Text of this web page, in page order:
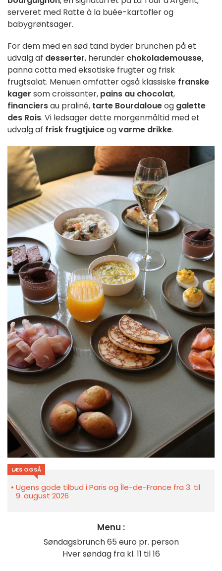
serveret med Ratte à la buée-kartofler og
babygrøntsager.
For dem med en sød tand byder brunchen på et
udvalg af desserter, herunder chokolademousse,
panna cotta med eksotiske frugter og frisk
frugtsalat. Menuen omfatter også klassiske franske
kager som croissanter, pains au chocolat,
financiersau praliné, tarte Bourdaloueog galette
des Rois. Vi ledsager dette morgenmåltid med et
udvalg af frisk frugtjuiceogvarme drikke.
LÆS OGSÅ
Ugens gode tilbud i Paris og Île-de-France fra 3. til
9. august 2026
Menu :
Søndagsbrunch 65 euro pr. person
Hver søndag fra kl. 11 til 16